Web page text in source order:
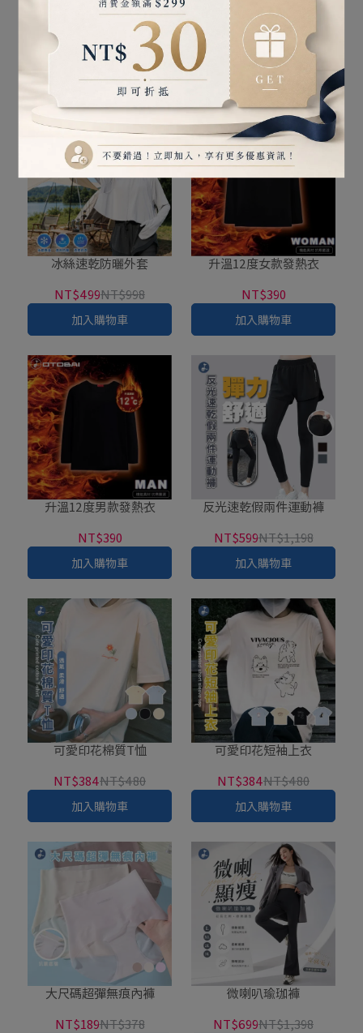
兒童圓領純棉T恤
NT$288NT$360
加入購物車
冰絲涼感運動褲
NT$688
NT$860
加入購物車
冰絲速乾防曬外套
NT$499NT$998
加入購物車
升溫12度女款發熱衣
NT$390
加入購物車
升溫12度男款發熱衣
NT$390
加入購物車
反光速乾假兩件運動褲
NT$599NT$1,198
加入購物車
可愛印花棉質T恤
NT$384NT$480
加入購物車
可愛印花短袖上衣
NT$384NT$480
加入購物車
大尺碼超彈無痕內褲
NT$189NT$378
微喇叭瑜珈褲
NT$699NT$1,398